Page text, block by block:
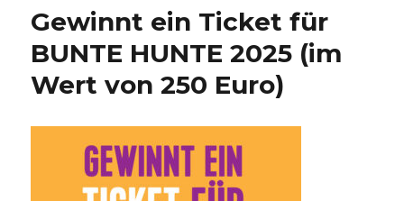
Gewinnt ein Ticket für
BUNTE HUNTE 2025 (im
Wert von 250 Euro)